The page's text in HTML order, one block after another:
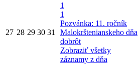
27 28 29 30 31
1
1
Pozvánka: 11. ročník
Malokrštenianskeho dňa
dobrôt
Zobraziť všetky
záznamy z dňa